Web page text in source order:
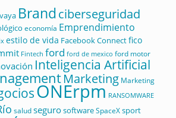
Brandciberseguridad
economía Emprendimiento
estilo de vida Facebook Connectfico
Fintech ford ford de mexico ford motor
Inteligencia Artificial
Marketing Marketing
ONErpm RANSOMWARE
saludsegurosoftwareSpaceXsport